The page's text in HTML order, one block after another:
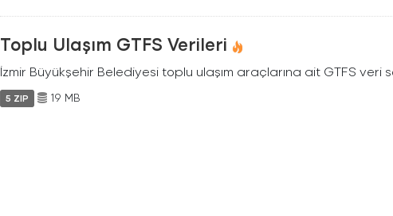
Toplu Ulaşım GTFS Verileri
İzmir Büyükşehir Belediyesi toplu ulaşım araçlarına ait GTFS veri
5 ZIP 19 MB